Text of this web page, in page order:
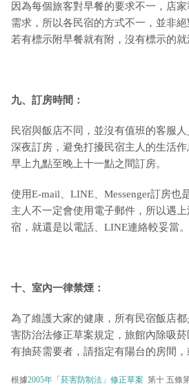
因為每個旅客對早餐的要求不一，店
需求，所以各民宿的方式不一，並非
若有標示附早餐就有附，沒有標示的就
九、訂房時間：
民宿與飯店不同，並沒有值班的客服
深夜訂房，避免打擾民宿主人的生活
早上九點至晚上十一點之間訂房。
使用E-mail、LINE、Messenger訂房也
主人不一定會使用電子郵件，所以遇
宿，就還是以電話、LINE連絡較妥當。
十、室內一律禁煙：
為了維護大家的健康，所有民宿飯店
害防治法修正草案規定，旅館內除吸
有抽菸需要者，請指定有陽台的房間，
根據2005年「菸害防制法」修正草案 第十 五條